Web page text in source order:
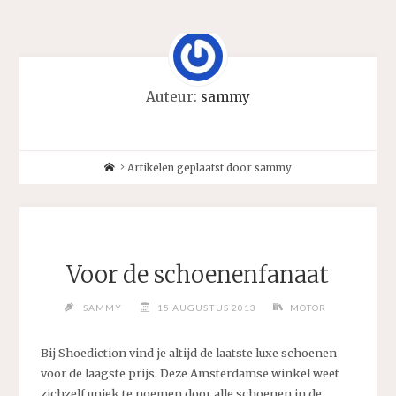
Auteur: sammy
HomeArtikelen geplaatst door sammy
Voor de schoenenfanaat
SAMMY 15 AUGUSTUS 2013 MOTOR
Bij Shoediction vind je altijd de laatste luxe schoenen
voor de laagste prijs. Deze Amsterdamse winkel weet